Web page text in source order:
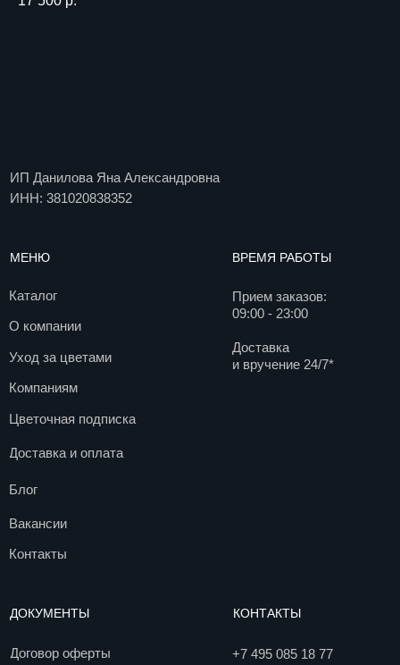
+7 495 085 18 77
Контакты
Вакансии
info@agentflowers.ru
О компании
КОНТАКТЫ
г. Москва, Мира пр-кт.,
д. 102с34
соглашение
Согласие на обработку
Политика
конфиденциальности
ДОКУМЕНТЫ
Договор оферты